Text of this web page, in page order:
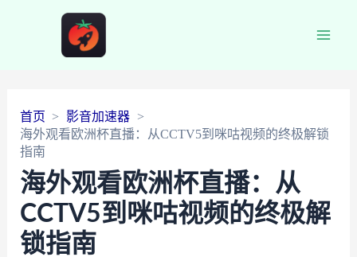
首页
影音加速器
海外观看欧洲杯直播：从CCTV5到咪咕视频的终极解锁
指南
海外观看欧洲杯直播：从
CCTV5到咪咕视频的终极解
锁指南